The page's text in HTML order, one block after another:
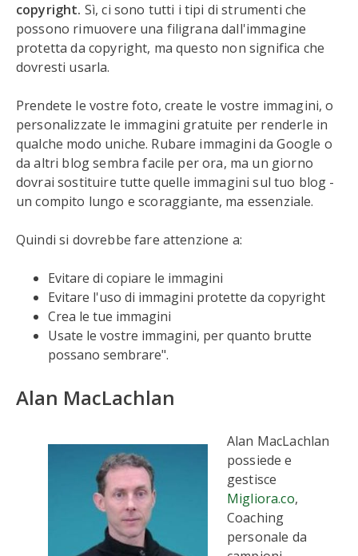
copyright. Sì, ci sono tutti i tipi di strumenti che
possono rimuovere una filigrana dall'immagine
protetta da copyright, ma questo non significa che
dovresti usarla.
Prendete le vostre foto, create le vostre immagini, o
personalizzate le immagini gratuite per renderle in
qualche modo uniche. Rubare immagini da Google o
da altri blog sembra facile per ora, ma un giorno
dovrai sostituire tutte quelle immagini sul tuo blog -
un compito lungo e scoraggiante, ma essenziale.
Quindi si dovrebbe fare attenzione a:
Evitare di copiare le immagini
Evitare l'uso di immagini protette da copyright
Crea le tue immagini
Usate le vostre immagini, per quanto brutte
possano sembrare".
Alan MacLachlan
Alan MacLachlan
possiede e
gestisce
Migliora.co,
Coaching
personale da